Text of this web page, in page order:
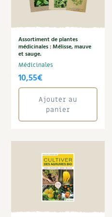
filtres
Assortiment de plantes
médicinales : Mélisse, mauve
et sauge.
Médicinales
10,55€
Ajouter au
panier